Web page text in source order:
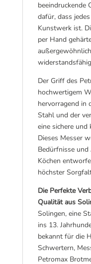
beeindruckende
dafür, dass
Kunstwerk ist.
per Hand
Der Griff des
hochwertigem
hervorragend in
Stahl und der
eine sichere
Dieses Messer
Bedürfnisse
Köchen
höchster
Die Perfekte
Qualität aus
Solingen, eine
ins 13.
bekannt für die
Schwertern,
Petromax